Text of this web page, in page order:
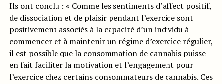
Ils ont conclu : « Comme les sentiments d’affect positif,
de dissociation et de plaisir pendant l’exercice sont
positivement associés à la capacité d’un individu à
commencer et à maintenir un régime d’exercice régulier,
il est possible que la consommation de cannabis puisse
en fait faciliter la motivation et l’engagement pour
l’exercice chez certains consommateurs de cannabis. Ces